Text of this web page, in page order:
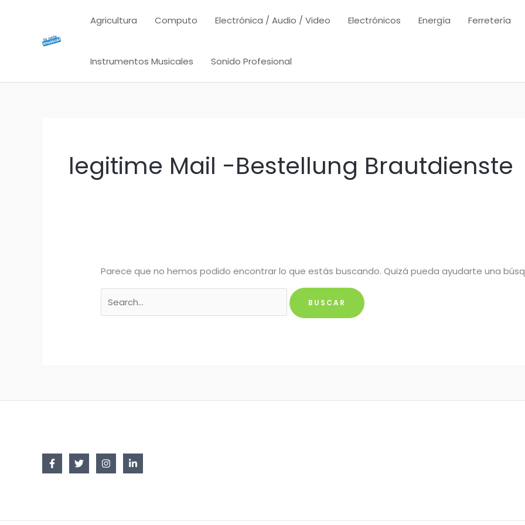
contenido
Agricultura Computo Electrónica / Audio / Video Electrónicos Energía Ferretería
Instrumentos Musicales Sonido Profesional
legitime Mail -Bestellung Brautdienste
Parece que no hemos podido encontrar lo que estás buscando. Quizá pueda ayudarte una